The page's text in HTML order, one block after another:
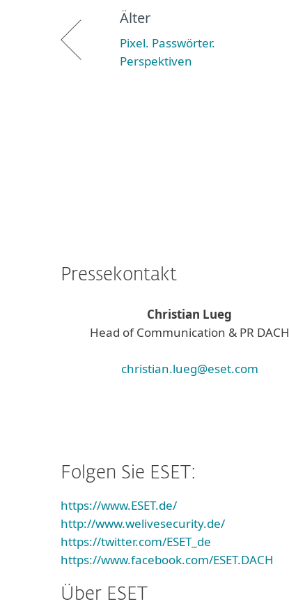
Älter
Pixel. Passwörter.
Perspektiven
Pressekontakt
Christian Lueg
Head of Communication & PR DACH
christian.lueg@eset.com
Folgen Sie ESET:
https://www.ESET.de/
http://www.welivesecurity.de/
https://twitter.com/ESET_de
https://www.facebook.com/ESET.DACH
Über ESET